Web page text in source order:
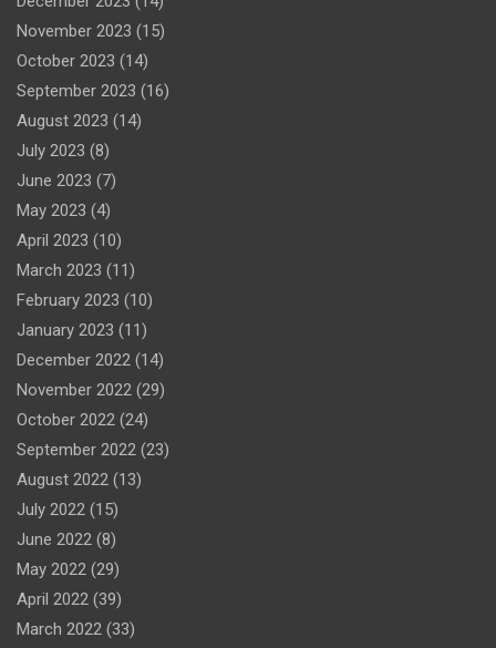
November 2023 (15)
October 2023 (14)
September 2023 (16)
August 2023 (14)
July 2023 (8)
June 2023 (7)
May 2023 (4)
April 2023 (10)
March 2023 (11)
February 2023 (10)
January 2023 (11)
December 2022 (14)
November 2022 (29)
October 2022 (24)
September 2022 (23)
August 2022 (13)
July 2022 (15)
June 2022 (8)
May 2022 (29)
April 2022 (39)
March 2022 (33)